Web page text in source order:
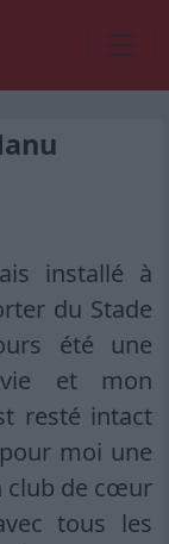
installé à
du Stade
été une
et mon
resté intact
moi une
club de cœur
tous les